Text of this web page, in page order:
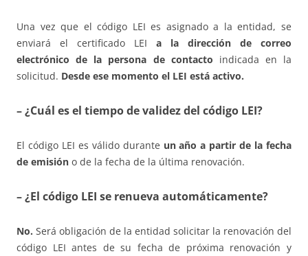
Una vez que el código LEI es asignado a la entidad, se
enviará el certificado LEI a la dirección de correo
electrónico de la persona de contacto indicada en la
solicitud. Desde ese momento el LEI está activo.
– ¿Cuál es el tiempo de validez del código LEI?
El código LEI es válido durante un año a partir de la fecha
de emisión o de la fecha de la última renovación.
– ¿El código LEI se renueva automáticamente?
No. Será obligación de la entidad solicitar la renovación del
código LEI antes de su fecha de próxima renovación y